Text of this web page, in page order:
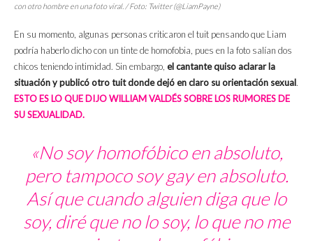
con otro hombre en una foto viral. / Foto: Twitter (@LiamPayne)
En su momento, algunas personas criticaron el tuit pensando que Liam
podría haberlo dicho con un tinte de homofobia, pues en la foto salían dos
chicos teniendo intimidad. Sin embargo, el cantante quiso aclarar la
situación y publicó otro tuit donde dejó en claro su orientación sexual.
ESTO ES LO QUE DIJO WILLIAM VALDÉS SOBRE LOS RUMORES DE
SU SEXUALIDAD.
«No soy homofóbico en absoluto,
pero tampoco soy gay en absoluto.
Así que cuando alguien diga que lo
soy, diré que no lo soy, lo que no me